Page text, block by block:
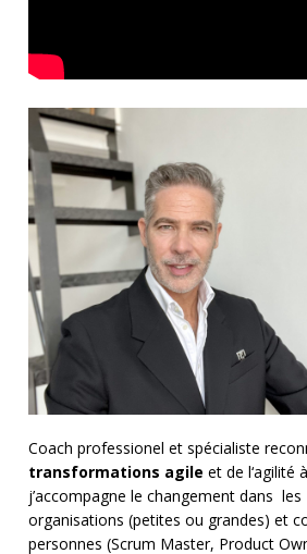
Coach professionel et spécialiste
transformations agile et de l‘agilité
j’accompagne le changement dans les
organisations (petites ou grandes) et
personnes (Scrum Master, Product